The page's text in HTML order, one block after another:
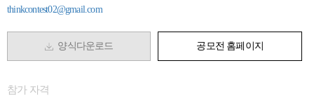
thinkcontest02@gmail.com
양식다운로드 공모전 홈페이지
참가 자격